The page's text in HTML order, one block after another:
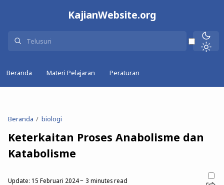
KajianWebsite.org
Beranda Materi Pelajaran Peraturan
Beranda biologi
Keterkaitan Proses Anabolisme dan
Katabolisme
Update: 15 Februari 2024 3 minutes read